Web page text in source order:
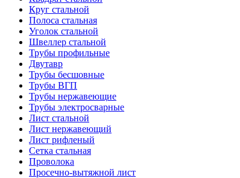
Круг стальной
Полоса стальная
Уголок стальной
Швеллер стальной
Трубы профильные
Двутавр
Трубы бесшовные
Трубы ВГП
Трубы нержавеющие
Трубы электросварные
Лист стальной
Лист нержавеющий
Лист рифленый
Сетка стальная
Проволока
Просечно-вытяжной лист